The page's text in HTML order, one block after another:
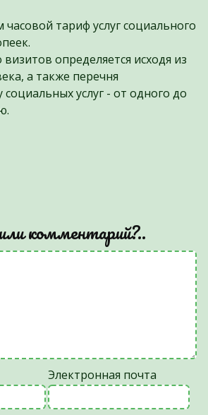
часовой тариф услуг социального
визитов определяется исходя из
а также перечня
услуг - от одного до
комментарий?..
Электронная почта